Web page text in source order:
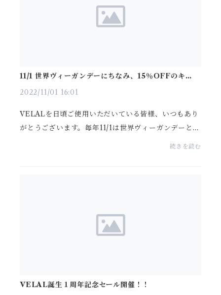
11/1 世界ヴィーガンデーにちなみ、15％OFFのキャン
2022/11/01 16:01
VELALを日頃ご使用いただいている皆様、いつもあり
がとうございます。毎年11/1は世界ヴィーガンデーと言
われています。世界ヴィーガンデーは、イギリスに本
続きを読む
VELAL誕生１周年記念セール開催！！